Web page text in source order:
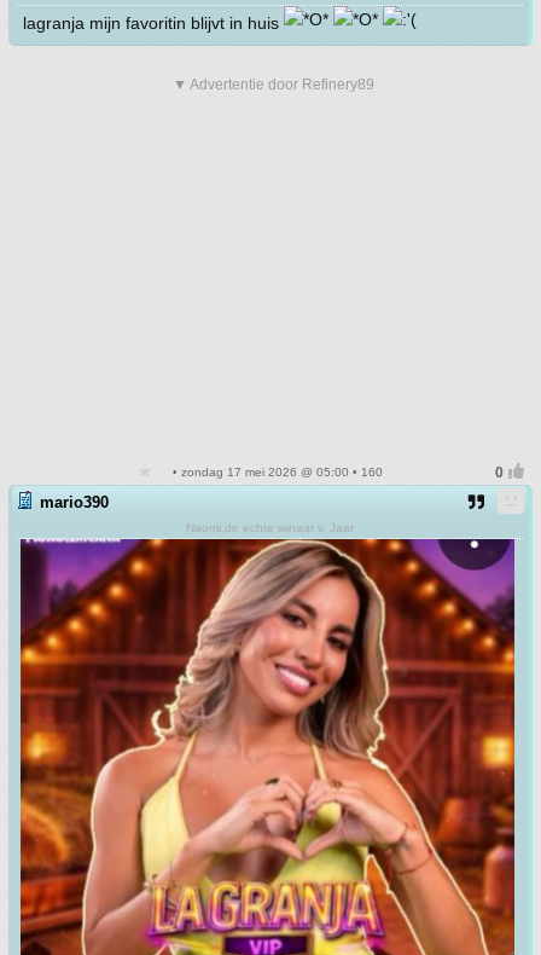
lagranja mijn favoritin blijvt in huis
▼ Advertentie door Refinery89
• zondag 17 mei 2026 @ 05:00 • 160
mario390
Naomi,de echte winaar v. Jaar